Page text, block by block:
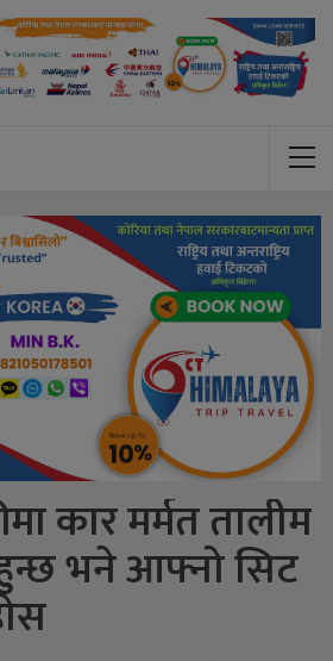
कार मर्मत तालीम
भने आफ्नो सिट